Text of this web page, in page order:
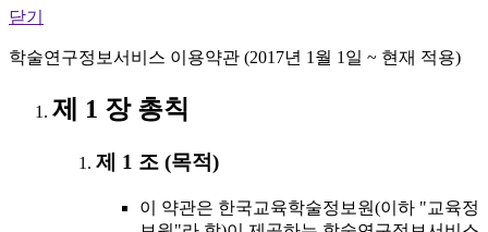
닫기
학술연구정보서비스 이용약관 (2017년 1월 1일 ~ 현재 적용)
제 1 장 총칙
제 1 조 (목적)
이 약관은 한국교육학술정보원(이하 "교육정